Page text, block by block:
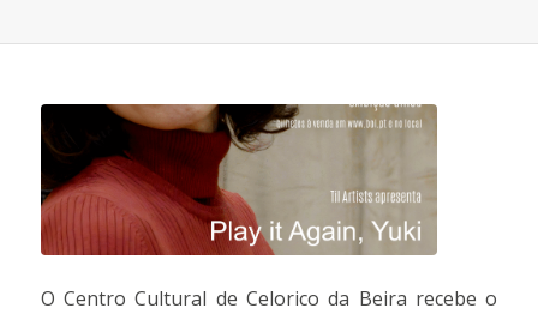
O Centro Cultural de Celorico da Beira recebe o